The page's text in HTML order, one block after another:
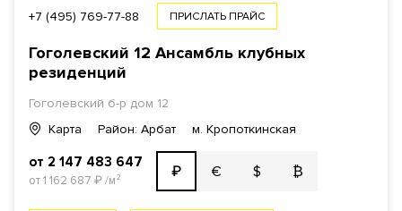
+7 (495) 769-77-88 ПРИСЛАТЬ ПРАЙС
Гоголевский 12 Ансамбль клубных
резиденций
Гоголевский б-р дом 12
Карта
Район: Арбат м. Кропоткинская
от 2 147 483 647
от 1 162 687 ₽/м² ₽ € $ ₿